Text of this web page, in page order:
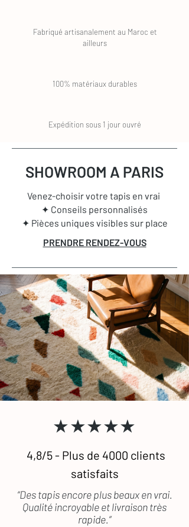
Fabriqué artisanalement au Maroc et
ailleurs
100% matériaux durables
Expédition sous 1 jour ouvré
SHOWROOM A PARIS
Venez-choisir votre tapis en vrai
✦ Conseils personnalisés
✦ Pièces uniques visibles sur place
PRENDRE RENDEZ-VOUS
★★★★★
4,8/5 - Plus de 4000 clients
satisfaits
“Des tapis encore plus beaux en vrai.
Qualité incroyable et livraison très
rapide.”